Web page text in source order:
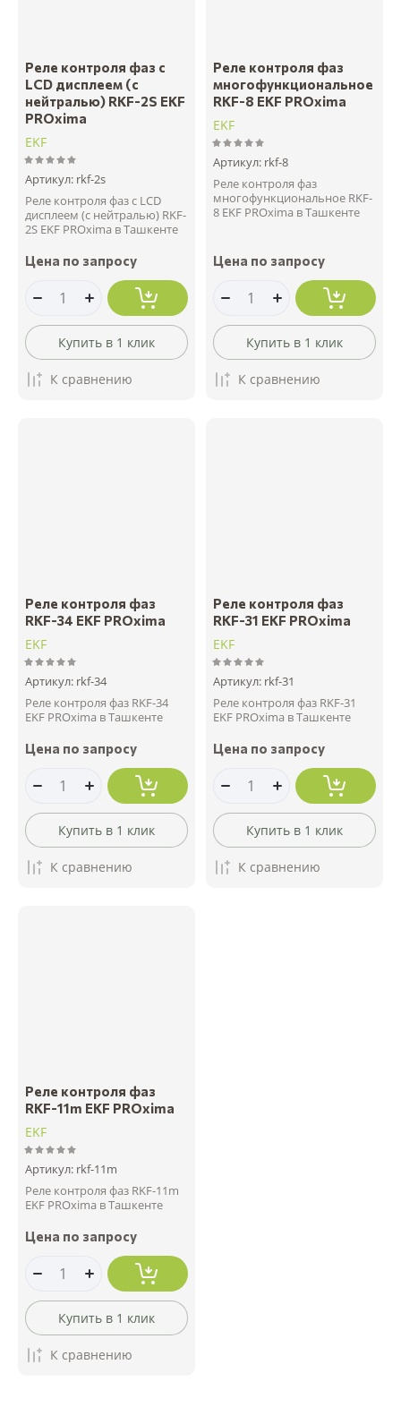
Реле контроля фаз с
LCD дисплеем (с
нейтралью) RKF-2S EKF
PROxima
EKF
Артикул: rkf-2s
Реле контроля фаз с LCD
дисплеем (с нейтралью) RKF-
2S EKF PROxima в Ташкенте
Цена по запросу
Купить в 1 клик
К сравнению
Реле контроля фаз
многофункциональное
RKF-8 EKF PROxima
EKF
Артикул: rkf-8
Реле контроля фаз
многофункциональное RKF-
8 EKF PROxima в Ташкенте
Цена по запросу
Купить в 1 клик
К сравнению
Реле контроля фаз
RKF-34 EKF PROxima
EKF
Артикул: rkf-34
Реле контроля фаз RKF-34
EKF PROxima в Ташкенте
Цена по запросу
Купить в 1 клик
К сравнению
Реле контроля фаз
RKF-31 EKF PROxima
EKF
Артикул: rkf-31
Реле контроля фаз RKF-31
EKF PROxima в Ташкенте
Цена по запросу
Купить в 1 клик
К сравнению
Реле контроля фаз
RKF-11m EKF PROxima
EKF
Артикул: rkf-11m
Реле контроля фаз RKF-11m
EKF PROxima в Ташкенте
Цена по запросу
Купить в 1 клик
К сравнению